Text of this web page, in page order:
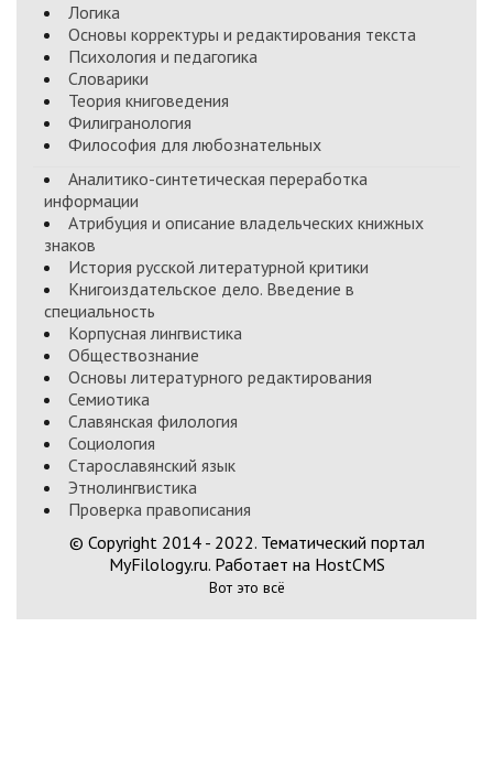
Логика
Основы корректуры и редактирования текста
Психология и педагогика
Словарики
Теория книговедения
Филигранология
Философия для любознательных
Аналитико-синтетическая переработка
информации
Атрибуция и описание владельческих книжных
знаков
История русской литературной критики
Книгоиздательское дело. Введение в
специальность
Корпусная лингвистика
Обществознание
Основы литературного редактирования
Семиотика
Славянская филология
Социология
Старославянский язык
Этнолингвистика
Проверка правописания
© Copyright 2014 - 2022. Тематический портал
MyFilology.ru. Работает на HostCMS
Вот это всё